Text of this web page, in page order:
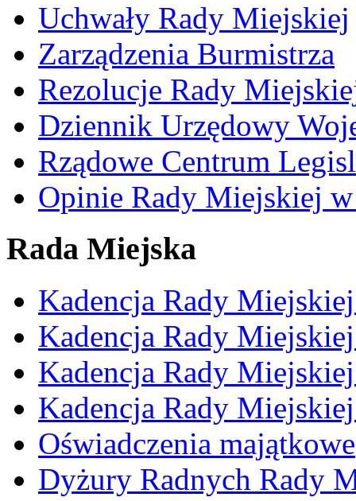
Uchwały Rady Miejskiej
Zarządzenia Burmistrza
Rezolucje Rady
Dziennik Urzędowy
Rządowe Centrum
Opinie Rady Miejskiej w
Rada Miejska
Kadencja Rady
Kadencja Rady
Kadencja Rady
Kadencja Rady
Oświadczenia majątkowe
Dyżury Radnych Rady